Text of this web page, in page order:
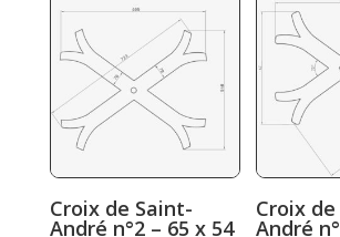
139,60 €
Croix de Saint-
André n°2 – 65 x 54
Croix
André